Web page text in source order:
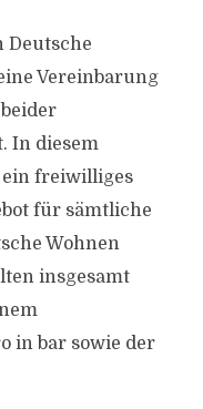
Deutsche
Vereinbarung
In diesem
ein freiwilliges
für sämtliche
Wohnen
insgesamt
in bar sowie der